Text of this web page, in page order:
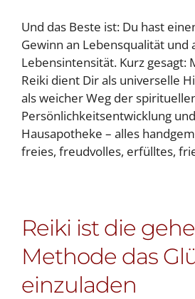
Und das Beste ist: Du hast
Gewinn an Lebensqualität und
Lebensintensität. Kurz gesagt:
Reiki dient Dir als universelle
als weicher Weg der
Persönlichkeitsentwicklung
Hausapotheke – alles
freies, freudvolles, erfülltes,
Reiki ist die
Methode das
einzuladen